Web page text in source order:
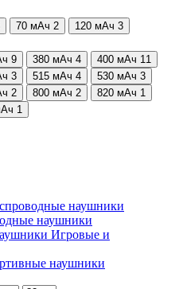
70 мАч 2 120 мАч 3
9 380 мАч 4 400 мАч 11
3 515 мАч 4 530 мАч 3
2 800 мАч 2 820 мАч 1
1
наушники
наушники
Игровые и
наушники